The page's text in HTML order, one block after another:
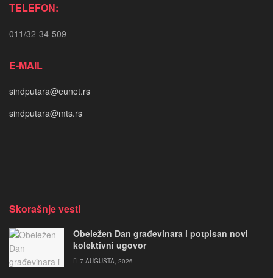
TELEFON:
011/32-34-509
E-MAIL
sindputara@eunet.rs
sindputara@mts.rs
Skorašnje vesti
Obeležen Dan građevinara i potpisan novi
kolektivni ugovor
7 AUGUSTA, 2026